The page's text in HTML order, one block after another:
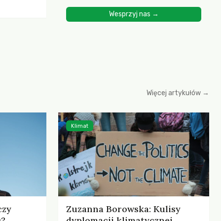
Wesprzyj nas →
Więcej artykułów →
Zuzanna Borowska: Kulisy
Klimat